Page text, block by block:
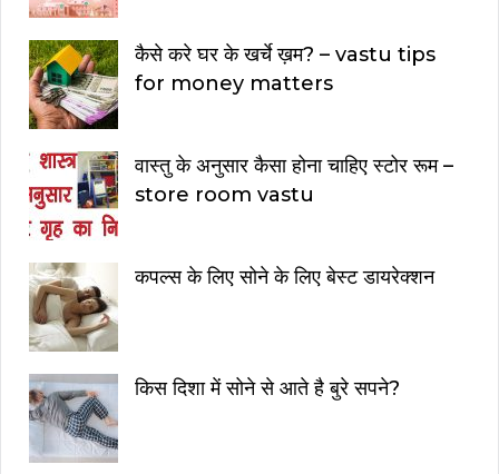
कैसे करे घर के खर्चे ख़म? – vastu tips
for money matters
वास्तु के अनुसार कैसा होना चाहिए स्टोर रूम –
store room vastu
कपल्स के लिए सोने के लिए बेस्ट डायरेक्शन
किस दिशा में सोने से आते है बुरे सपने?